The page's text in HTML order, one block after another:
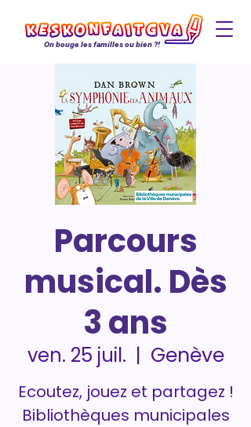
On bouge les familles ou bien ?!
Parcours
musical. Dès
3 ans
ven. 25 juil.
  |
Genève
Ecoutez, jouez et partagez !
Bibliothèques municipales